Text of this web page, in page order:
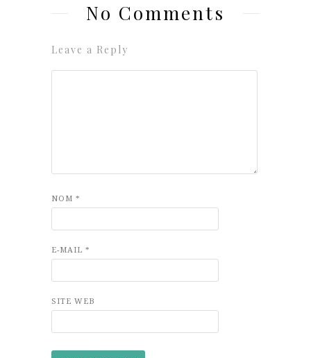
No Comments
Leave a Reply
NOM *
E-MAIL *
SITE WEB